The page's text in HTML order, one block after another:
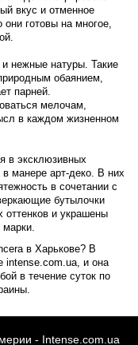
вкус и отменное
они готовы на многое,
нежные натуры. Такие
обаянием,
парней.
мелочам,
в каждом жизненном
в эксклюзивных
манере арт-деко. В них
в сочетании с
бутылочки
оттенков и украшены
в Харькове? В
intense.com.ua, и она
в течение суток по
- Intense.com.ua